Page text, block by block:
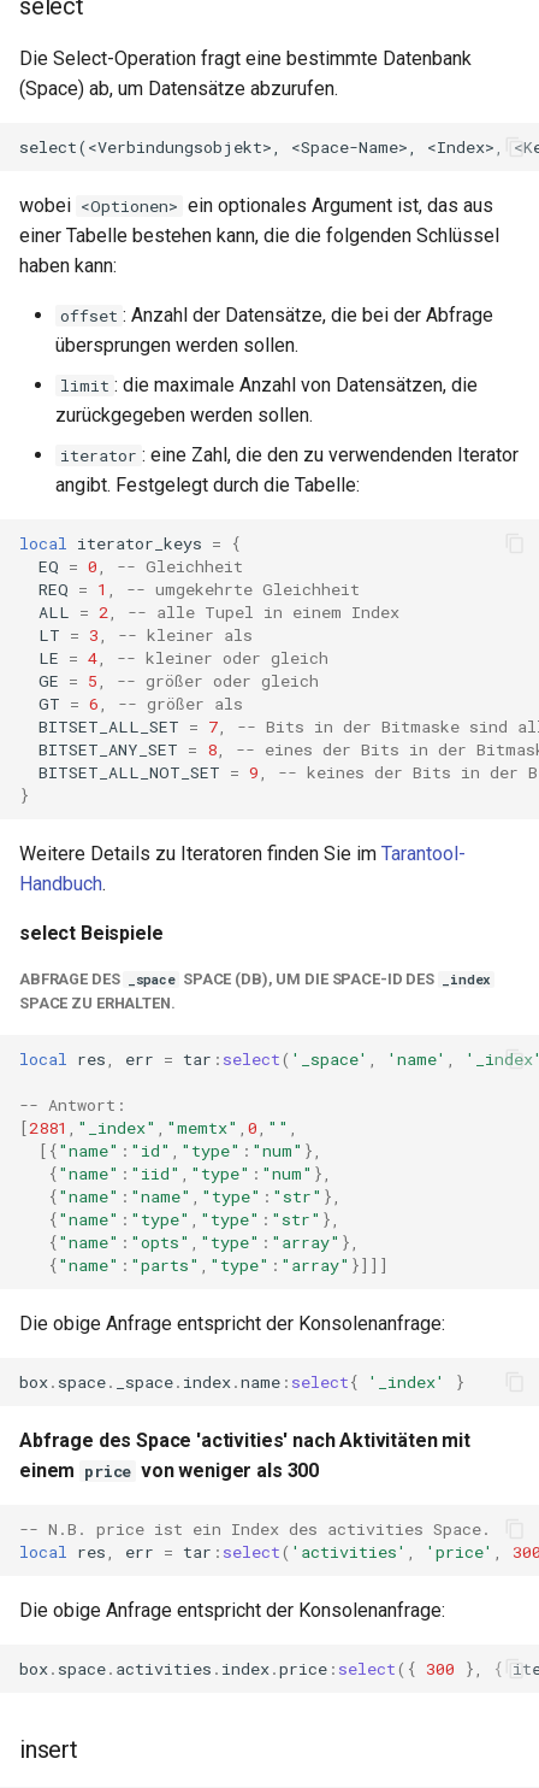
nchan
njs
passenger
phantom-token
pipelog
postgres
proxy-connect
pta
rdns
redis-rate-limit
redis2
request-cookies-filter
rewrite-status
rtmp
secure-token
server-redirect
set-misc
shibboleth
slowfs
select
Die Select-Operation fragt eine bestimmte Datenbank
(Space) ab, um Datensätze abzurufen.
wobei <Optionen> ein optionales Argument ist, das aus
einer Tabelle bestehen kann, die die folgenden Schlüssel
haben kann:
offset : Anzahl der Datensätze, die bei der Abfrage
übersprungen werden sollen.
limit : die maximale Anzahl von Datensätzen, die
zurückgegeben werden sollen.
iterator : eine Zahl, die den zu verwendenden Iterator
angibt. Festgelegt durch die Tabelle:
local iterator_keys =
{
EQ = 0
-- Gleichheit
REQ = 1
-- umgekehrte Gleichheit
ALL
= 2
-- alle Tupel in einem Index
LT = 3
-- kleiner als
LE = 4
-- kleiner oder gleich
GE = 5
-- größer oder gleich
GT = 6
-- größer als
BITSET_ALL_SET = 7
-- Bits in der Bitmaske sind
BITSET_ANY_SET = 8
-- eines der Bits in der
BITSET_ALL_NOT_SET = 9
-- keines der Bits in der
}
Weitere Details zu Iteratoren finden Sie im Tarantool-
Handbuch.
select Beispiele
ABFRAGE DES _space SPACE (DB), UM DIE SPACE-ID DES _index
SPACE ZU ERHALTEN.
local res err = tar : select( '_space' 'name'
-- Antwort:
[2881 "_index" "memtx" 0 ""
[{"name" : "id" "type" : "num" },
{"name" : "iid" "type" : "num" },
{"name" : "name" "type" : "str" },
{"name" : "type" "type" : "str" },
{"name" : "opts" "type" : "array" },
{"name" : "parts" "type" : "array" }]]]
Die obige Anfrage entspricht der Konsolenanfrage:
box. space. _space. index.name : select{ '_index' }
Abfrage des Space 'activities' nach Aktivitäten mit
einem price von weniger als 300
-- N.B. price ist ein Index des activities Space.
local
res err = tar : select( 'activities' 'price'
Die obige Anfrage entspricht der Konsolenanfrage:
box. space. activities . index.price : select({ 300 }, {
insert